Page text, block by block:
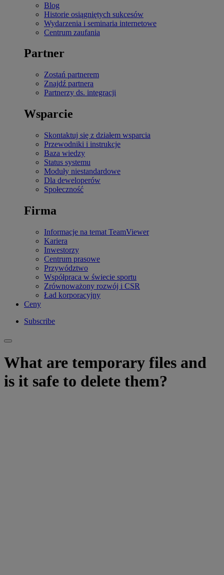
Blog
Historie osiągniętych sukcesów
Wydarzenia i seminaria internetowe
Centrum zaufania
Partner
Zostań partnerem
Znajdź partnera
Partnerzy ds. integracji
Wsparcie
Skontaktuj się z działem wsparcia
Przewodniki i instrukcje
Baza wiedzy
Status systemu
Moduły niestandardowe
Dla deweloperów
Społeczność
Firma
Informacje na temat TeamViewer
Kariera
Inwestorzy
Centrum prasowe
Przywództwo
Współpraca w świecie sportu
Zrównoważony rozwój i CSR
Ład korporacyjny
Ceny
Subscribe
What are temporary files and
is it safe to delete them?